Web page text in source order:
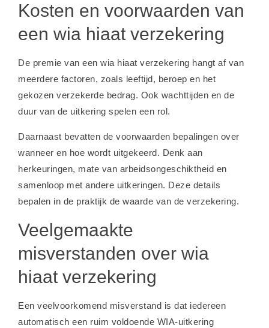
Kosten en voorwaarden van
een wia hiaat verzekering
De premie van een wia hiaat verzekering hangt af van
meerdere factoren, zoals leeftijd, beroep en het
gekozen verzekerde bedrag. Ook wachttijden en de
duur van de uitkering spelen een rol.
Daarnaast bevatten de voorwaarden bepalingen over
wanneer en hoe wordt uitgekeerd. Denk aan
herkeuringen, mate van arbeidsongeschiktheid en
samenloop met andere uitkeringen. Deze details
bepalen in de praktijk de waarde van de verzekering.
Veelgemaakte
misverstanden over wia
hiaat verzekering
Een veelvoorkomend misverstand is dat iedereen
automatisch een ruim voldoende WIA-uitkering